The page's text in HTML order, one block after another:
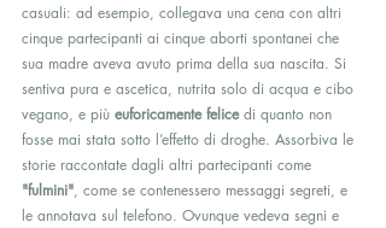
casuali: ad esempio, collegava una cena con altri
cinque partecipanti ai cinque aborti spontanei che
sua madre aveva avuto prima della sua nascita. Si
sentiva pura e ascetica, nutrita solo di acqua e cibo
vegano, e più euforicamente felice di quanto non
fosse mai stata sotto l’effetto di droghe. Assorbiva le
storie raccontate dagli altri partecipanti come
"fulmini", come se contenessero messaggi segreti, e
le annotava sul telefono. Ovunque vedeva segni e